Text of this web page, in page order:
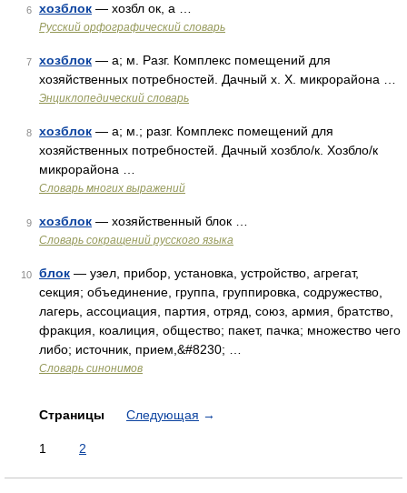
6 хозблок — хозбл ок, а …
Русский орфографический словарь
7 хозблок — а; м. Разг. Комплекс помещений для
хозяйственных потребностей. Дачный х. Х. микрорайона …
Энциклопедический словарь
8 хозблок — а; м.; разг. Комплекс помещений для
хозяйственных потребностей. Дачный хозбло/к. Хозбло/к
микрорайона …
Словарь многих выражений
9 хозблок — хозяйственный блок …
Словарь сокращений русского языка
10 блок — узел, прибор, установка, устройство, агрегат,
секция; объединение, группа, группировка, содружество,
лагерь, ассоциация, партия, отряд, союз, армия, братство,
фракция, коалиция, общество; пакет, пачка; множество чего
либо; источник, прием,&#8230; …
Словарь синонимов
Страницы Следующая →
1 2